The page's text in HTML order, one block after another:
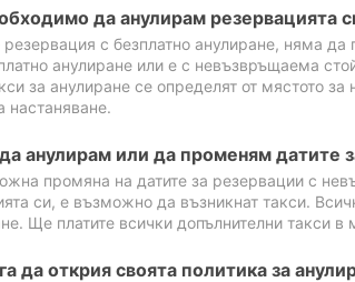
да анулирам резервацията
с безплатно анулиране, няма да
анулиране или е с невъзвръщаема
за анулиране се определят от мястото
настаняване.
анулирам или да променям датите
промяна на датите за резервации с
си, е възможно да възникнат такси.
Ще платите всички допълнителни такси в
да открия своята политика за